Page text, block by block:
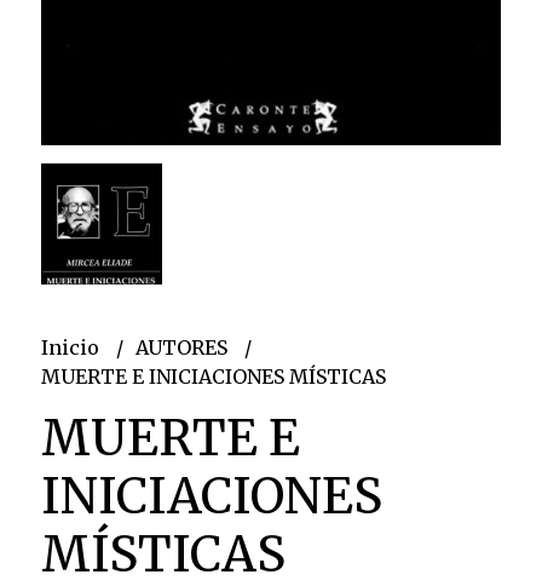
Inicio
AUTORES
MUERTE E INICIACIONES MÍSTICAS
MUERTE E
INICIACIONES
MÍSTICAS